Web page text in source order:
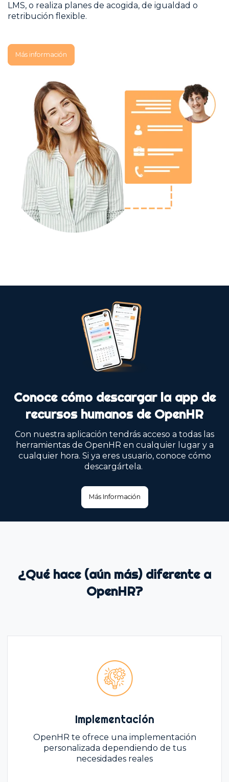
LMS, o realiza planes de acogida, de igualdad o
retribución flexible.
Más información
Conoce cómo descargar la app de
recursos humanos de OpenHR
Con nuestra aplicación tendrás acceso a todas las
herramientas de OpenHR en cualquier lugar y a
cualquier hora. Si ya eres usuario, conoce cómo
descargártela.
Más Información
¿Qué hace (aún más) diferente a
OpenHR?
Implementación
OpenHR te ofrece una implementación
personalizada dependiendo de tus
necesidades reales